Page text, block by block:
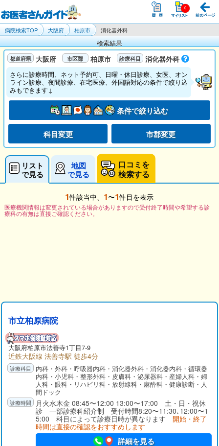
病院検索TOP 大阪府 柏原市 消化器外科
検索結果
大阪府 柏原市 消化器外科
さらに診療時間、ネット予約可、日曜・休日診療、女医、オン
ライン診療、夜間診療、在宅医療、外国語対応の条件で絞り込
みもできます↓
条件で絞り込む
科目変更 市郡変更
リスト
で見る
地図
で見る
口コミを
検索する
1件該当中、 1〜1件目を表示
医療機関情報は変更されている場合がありますので受付終了時間や希望する診
療科の有無は直接ご確認ください。
市立柏原病院
大阪府柏原市法善寺1丁目7-9
近鉄大阪線 法善寺駅 徒歩4分
内科・外科・呼吸器内科・消化器外科・消化器内科・循環器
内科・小児科・整形外科・皮膚科・泌尿器科・産婦人科・婦
人科・眼科・リハビリ科・放射線科・麻酔科・健康診断・人
間ドック
月火水木金 08:45〜12:00 13:00〜17:00 土・日・祝休
診 一部診療科紹介制 受付時間8:20〜11:30､12:00〜1
5:00 科目によって診療日時が異なります 開始・終了
時間は直接の確認をおすすめします
詳細を見る